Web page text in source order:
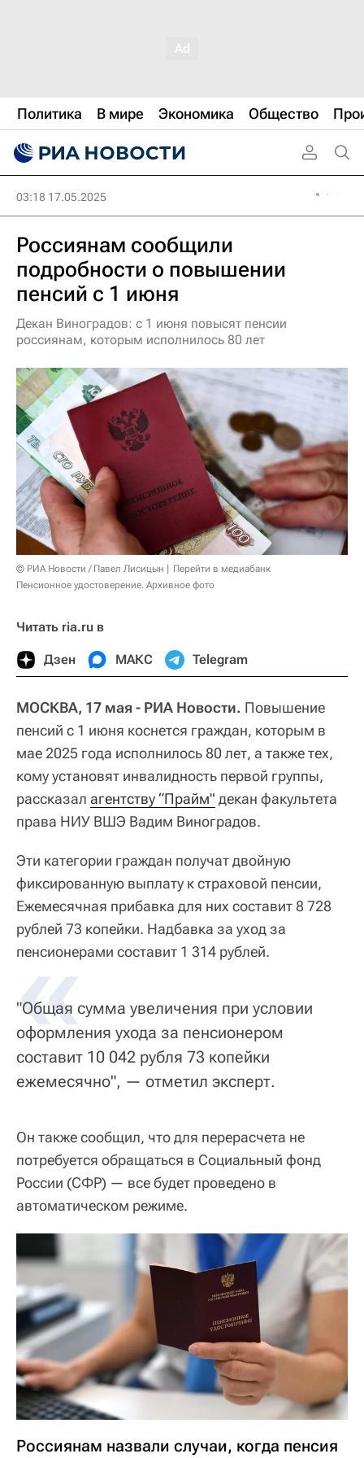
Политика В мире Экономика Общество
03:18 17.05.2025
Россиянам сообщили
подробности о повышении
пенсий с 1 июня
Декан Виноградов: с 1 июня повысят пенсии
россиянам, которым исполнилось 80 лет
© РИА Новости / Павел Лисицын
Перейти в медиабанк
Пенсионное удостоверение. Архивное фото
Читать ria.ru в
Дзен МАКС Telegram
МОСКВА, 17 мая - РИА Новости. Повышение
пенсий с 1 июня коснется граждан, которым в
мае 2025 года исполнилось 80 лет, а также тех,
кому установят инвалидность первой группы,
рассказал агентству “Прайм" декан факультета
права НИУ ВШЭ Вадим Виноградов.
Эти категории граждан получат двойную
фиксированную выплату к страховой пенсии,
Ежемесячная прибавка для них составит 8 728
рублей 73 копейки. Надбавка за уход за
пенсионерами составит 1 314 рублей.
«
"Общая сумма увеличения при условии
оформления ухода за пенсионером
составит 10 042 рубля 73 копейки
ежемесячно", — отметил эксперт.
Он также сообщил, что для перерасчета не
потребуется обращаться в Социальный фонд
России (СФР) — все будет проведено в
автоматическом режиме.
Россиянам назвали случаи, когда пенсия